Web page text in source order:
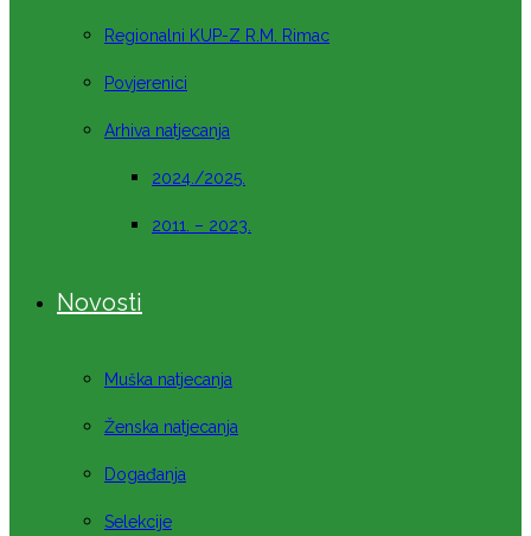
Regionalni KUP-Z R.M. Rimac
Povjerenici
Arhiva natjecanja
2024./2025.
2011. – 2023.
Novosti
Muška natjecanja
Ženska natjecanja
Događanja
Selekcije